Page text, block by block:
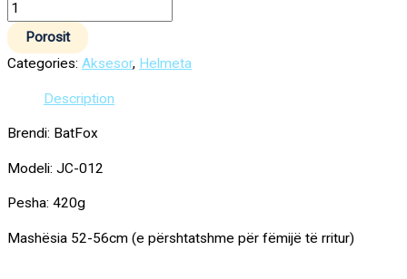
Porosit
Categories: Aksesor, Helmeta
Description
Brendi: BatFox
Modeli: JC-012
Pesha: 420g
Mashësia 52-56cm (e përshtatshme për fëmijë të rritur)